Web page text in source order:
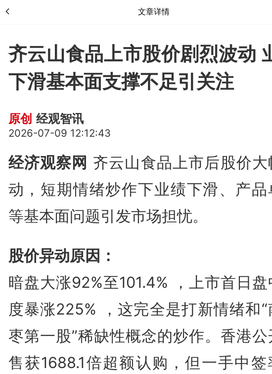
文章详情
齐云山食品上市股价剧烈波动
下滑基本面支撑不足引关注
原创 经观智讯
2026-07-09 12:12:43
经济观察网 齐云山食品上市后股价大
动，短期情绪炒作下业绩下滑、产品
等基本面问题引发市场担忧。
股价异动原因：
暗盘大涨92%至101.4%
，上市首日
度暴涨225%
，这完全是打新情绪和“
枣第一股”稀缺性概念的炒作。香港公
售获1688.1倍超额认购，但一手中签